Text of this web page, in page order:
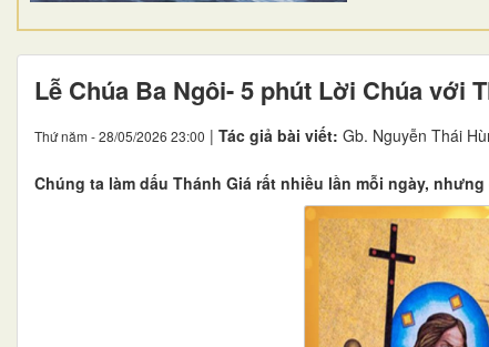
Lễ Chúa Ba Ngôi- 5 phút Lời Chúa với
Thứ năm - 28/05/2026 23:00 | Tác giả bài viết: Gb. Nguyễn Thái
Chúng ta làm dấu Thánh Giá rất nhiều lần mỗi ngày,